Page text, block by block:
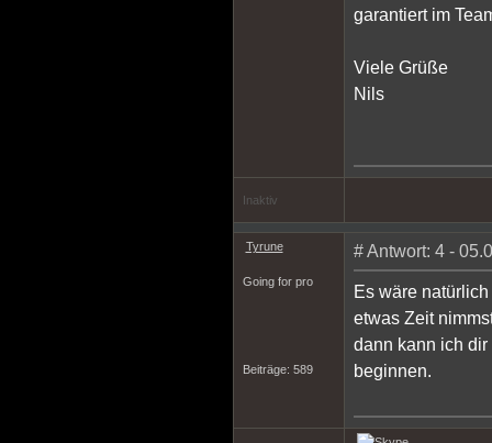
garantiert im
Viele Grüße
Nils
Inaktiv
Tyrune
Going for pro
Beiträge: 589
# Antwort: 4 -
Es wäre
etwas Zeit
dann kann ich
beginnen.